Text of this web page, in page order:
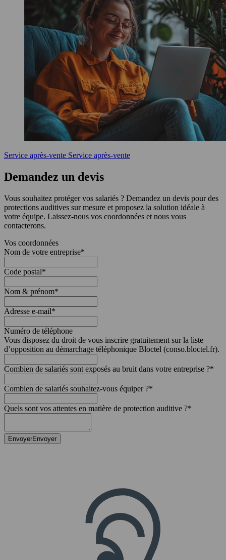
Service après-vente Service après-vente
Demandez un devis
Vous souhaitez protéger vos salariés ? Demandez un devis pour des
protections auditives sur mesure et proposez la solution idéale à
votre équipe. Laissez-nous vos coordonnées et nous vous
contacterons.
Vos coordonnées
Nom de votre entreprise*
Code postal*
Nom & prénom*
Adresse e-mail*
Numéro de téléphone
Vous disposez du droit de vous inscrire gratuitement sur la liste
d’opposition au démarchage téléphonique Bloctel (conso.bloctel.fr).
Combien de salariés sont exposés au bruit dans votre entreprise ?*
Combien de salariés souhaitez-vous équiper ?*
Quels sont vos attentes en matière de protection auditive ?*
EnvoyerEnvoyer